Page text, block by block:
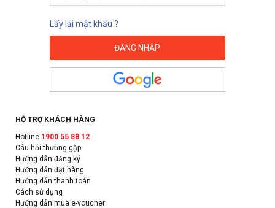
Lấy lại mật khẩu ?
HỖ TRỢ KHÁCH HÀNG
Hotline 1900 55 88 12
Câu hỏi thường gặp
Hướng dẫn đăng ký
Hướng dẫn đặt hàng
Hướng dẫn thanh toán
Cách sử dụng
Hướng dẫn mua e-voucher